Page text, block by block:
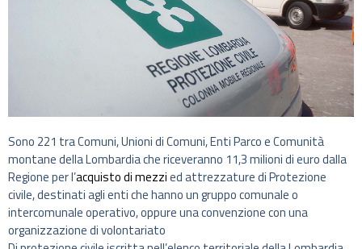
Sono 221 tra Comuni, Unioni di Comuni, Enti Parco e Comunità
montane della Lombardia che riceveranno 11,3 milioni di euro dalla
Regione per l’acquisto di mezzied attrezzature di Protezione
civile, destinati agli enti che hanno un gruppo comunale o
intercomunale operativo, oppure una convenzione con una
organizzazione di volontariato